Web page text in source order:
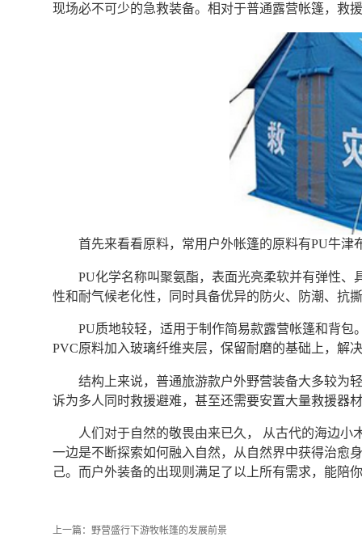
现场必不可少的急救装备。相对于普通露营帐篷，救
首先来看看原料，常用户外帐篷的原料有PU牛津
PU化学名称叫聚氨酯，表面光亮柔软并有弹性
性和耐气候老化性，同时具备优异的防火、防潮、抗
PU质地较轻，适用于制作简易款露营帐篷和背
PVC原料加入玻璃纤维夹层，保留耐磨的基础上，解
结构上来说，普通旅游款户外野营装备大多较为
诉为多人同时救援避难，甚至还需要安置大量救援器
人们对于自然的敬畏由来已久， 从古代的海边
一边是不断探索如何融入自然，从自然界中获得治愈
己。而户外装备的出现则满足了以上所有需求，能陪
上一篇： 野营盛行下游牧帐篷的发展前景